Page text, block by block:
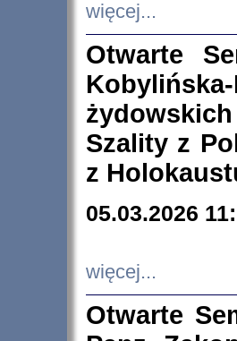
więcej...
Otwarte
Szality z
z
05.03.2026
więcej...
Otwarte